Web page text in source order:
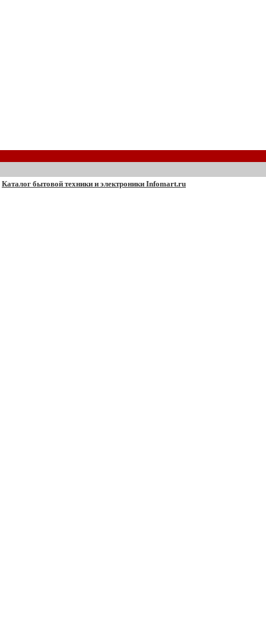
Каталог бытовой техники и электроники Infomart.ru